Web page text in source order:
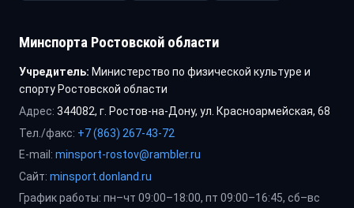
Минспорта Ростовской области
Учредитель: Министерство по физической культуре и
спорту Ростовской области
Адрес: 344082, г. Ростов-на-Дону, ул. Красноармейская, 68
Тел./факс: +7 (863) 267-43-72
E-mail: minsport-rostov@rambler.ru
Сайт: minsport.donland.ru
График работы: пн–чт 09:00–18:00, пт 09:00–16:45, сб–вс